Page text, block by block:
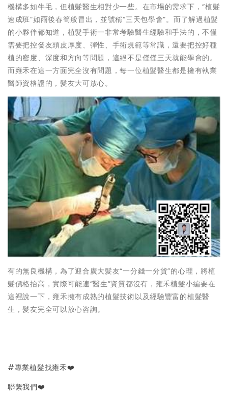
機構多如牛毛，但植髮醫生相對少一些。在市場的需求下，“植髮
速成班”如雨後春筍般冒出，並號稱“三天包學會”。而了解過植髮
的小夥伴都知道，植髮手術一非常考驗醫生經驗和手法的，不僅
需要把控發友頭皮厚度、彈性、手術規範等常識，還要把控好種
植的密度、深度和方向等問題，這絕不是僅僅三天就能學會的。
而雍禾在這一方面完全沒有問題，每一位植髮醫生都是擁有執業
醫師資格證的，髪友大可放心。
有的無良機構，為了迎合廣大髪友“一分錢一分貨”的心理，將植
髮價格抬高，實際可能連“醫生”資質都沒有，雍禾植髮小編要在
這裡說一下，雍禾擁有成熟的植髮技術以及經驗豐富的植髮醫
生，髪友完全可以放心咨詢。
#專業植髮找雍禾❤️
聯繫我們❤️